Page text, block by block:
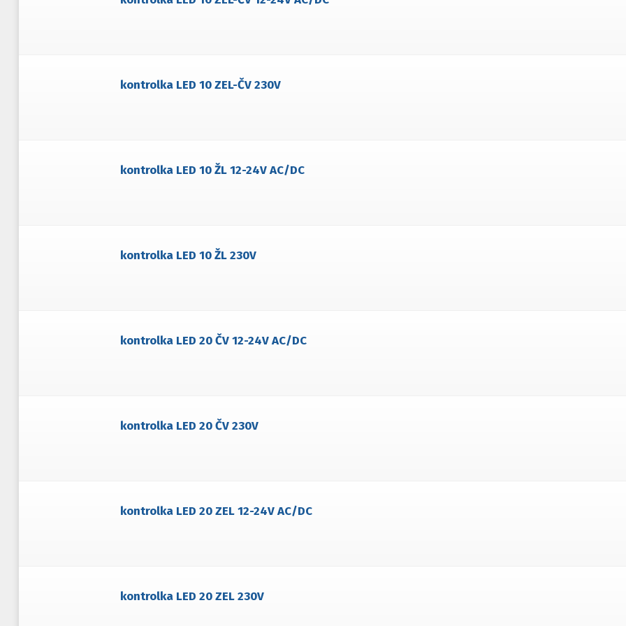
kontrolka LED 10 ZEL-ČV 230V
kontrolka LED 10 ŽL 12-24V AC/DC
kontrolka LED 10 ŽL 230V
kontrolka LED 20 ČV 12-24V AC/DC
kontrolka LED 20 ČV 230V
kontrolka LED 20 ZEL 12-24V AC/DC
kontrolka LED 20 ZEL 230V